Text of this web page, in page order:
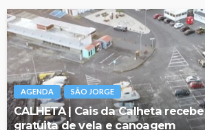
AGENDA SÃO JORGE
CALHETA | Cais da Calheta
gratuita de vela e canoagem